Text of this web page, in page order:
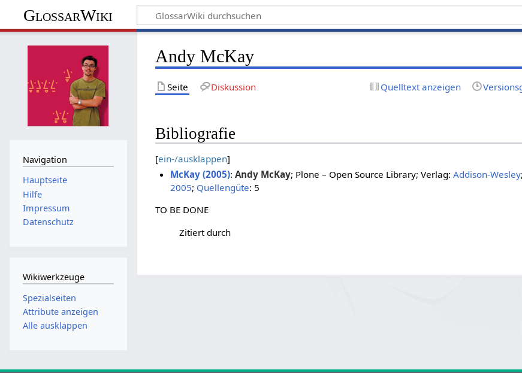
GlossarWiki
Andy McKay
Seite Diskussion Quelltext anzeigen
Bibliografie
[ein-/ausklappen]
McKay (2005): Andy McKay; Plone – Open Source Library; Verlag: Addison-Wesley
2005; Quellengüte: 5
TO BE DONE
Zitiert durch
Navigation
Hauptseite
Hilfe
Impressum
Datenschutz
Wikiwerkzeuge
Spezialseiten
Attribute anzeigen
Alle ausklappen